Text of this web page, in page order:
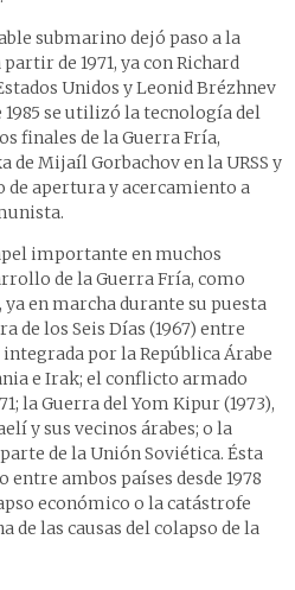
submarino dejó paso a la
de 1971, ya con Richard
Unidos y Leonid Brézhnev
se utilizó la tecnología del
finales de la Guerra Fría,
Mijaíl Gorbachov en la URSS y
de apertura y acercamiento a
importante en muchos
de la Guerra Fría, como
en marcha durante su puesta
de los Seis Días (1967) entre
por la República Árabe
e Irak; el conflicto armado
la Guerra del Yom Kipur (1973),
y sus vecinos árabes; o la
de la Unión Soviética. Ésta
ambos países desde 1978
económico o la catástrofe
de las causas del colapso de la